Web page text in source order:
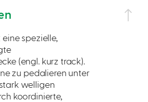
eine spezielle,
(engl. kurz track).
zu pedalieren unter
welligen
koordinierte,